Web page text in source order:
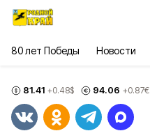
80 лет Победы Новости
81.41 +0.48$ 94.06 +0.87€